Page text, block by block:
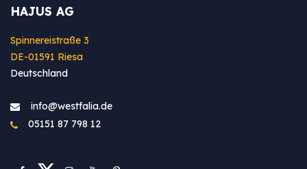
HAJUS AG
Spinnereistraße 3
DE-01591 Riesa
Deutschland
info@westfa​lia.de
05151 87 798 12